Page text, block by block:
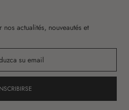
actualités, nouveautés et